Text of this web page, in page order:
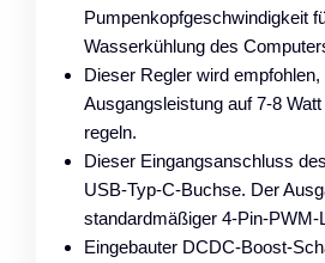
Pumpenkopfgeschwindigkeit
Wasserkühlung des
Dieser Regler wird empfohlen,
Ausgangsleistung auf 7-8
regeln.
Dieser Eingangsanschluss
USB-Typ-C-Buchse. Der
standardmäßiger 4-Pin-PWM-
Eingebauter DCDC-Boost-